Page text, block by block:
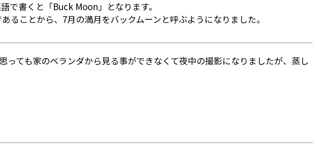
で書くと「Buck Moon」となります。
ることから、7月の満月をバックムーンと呼ぶようになりました。
ても家のベランダから見る事ができなくて夜中の撮影になりましたが、蒸し